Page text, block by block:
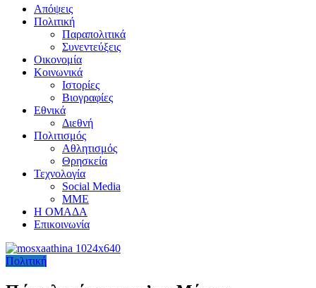
Απόψεις
Πολιτική
Παραπολιτικά
Συνεντεύξεις
Οικονομία
Κοινωνικά
Ιστορίες
Βιογραφίες
Εθνικά
Διεθνή
Πολιτισμός
Αθλητισμός
Θρησκεία
Τεχνολογία
Social Media
ΜΜΕ
Η ΟΜΑΔΑ
Επικοινωνία
Πολιτική